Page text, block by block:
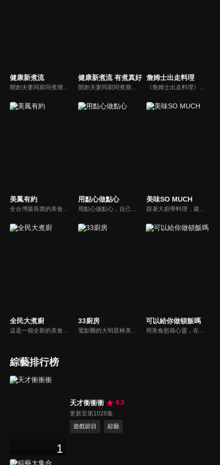
健康新煮流
開創夫妻同廚同煮潮流的KC夫婦，繼《健康醫食代》後，走出攝影棚，帶大家全台走透透，發掘上帝賞賜的美味食材，內容融合新加坡南洋風和客家純樸味，加上台灣獨特的閩南風情，互相激盪交織出的火花，打造出獨一無二的美食節目。
健康新煮流 有煮真好
開創夫妻同廚同煮潮流的KC夫婦，繼《健康醫食代》後，走出攝影棚，帶大家全台走透透，發掘上帝賞賜的美味食材，內容融合新加坡南洋風和客家純樸味，加上台灣獨特的閩南風情，互相激盪交織出的火花，打造出獨一無二的美食節目。
詹姆士出走料理
《詹姆士出走料理》以尋找詹姆士私廚菜單為節目主軸，為了尋找記憶中的美味料理，詹姆士將帶領大家探索市場，品嘗在地美味、尋訪料理達人，並在節目中展現特殊食材的處理方式、嘗試新的醬料或是新的料理作法，製作創意料理(料理教學)，最後在節目片尾時作出一道『詹姆士創意料理』。
美鳳有約
全台灣最長壽的美食節目《美鳯有約》魅力百分百！長達15年的播出時間，總是陪伴著許多婆婆媽媽們渡過一個輕鬆愉快的時光，精采內容您絕對不可錯過喔！
用點心做點心
用點心做點心，自己動手最開心！全台唯一以點心烘焙為主題的電視節目，邀請熱愛烘焙料理的你/妳，一起加入我們DIY各式各樣的點心。
美味SO MUCH
跟著大廚學料理，最強的料理小百科，美味SO MUCH！
全民大煮廚
這是一個全新的美食節目，將為您煮出台灣的好滋味，豐富、美味的畫面，傳遞「煮廚」對料理的用心，獨特的介紹方式，要你吃得更有創意、吃得更有趣！現今飲食已趨健康走向為主，「全民大煮廚」要用「輕食輕煙」讓你吃出健康與活力，並帶觀眾們從食材開始，想成為達人級的吃貨，走～我們從「煮」開始！
33廚房
電影圈的大明星林美秀首度跨足綜藝接主持棒，帶領駱進漢師傅以及黃景龍師傅大展廚藝與觀眾們一起美味上菜！
可以給你做頓飯嗎
用美食慰藉心靈，在飯桌上這個中國人最傳統的聊天場域打開素人物件心門；潛移默化地引出社會熱點話題，打造一檔有趣、有用、有意義的人文類真人秀。
綜藝排行榜
1
天才衝衝衝
9.3
更新至第1028集
遊戲節目
綜藝